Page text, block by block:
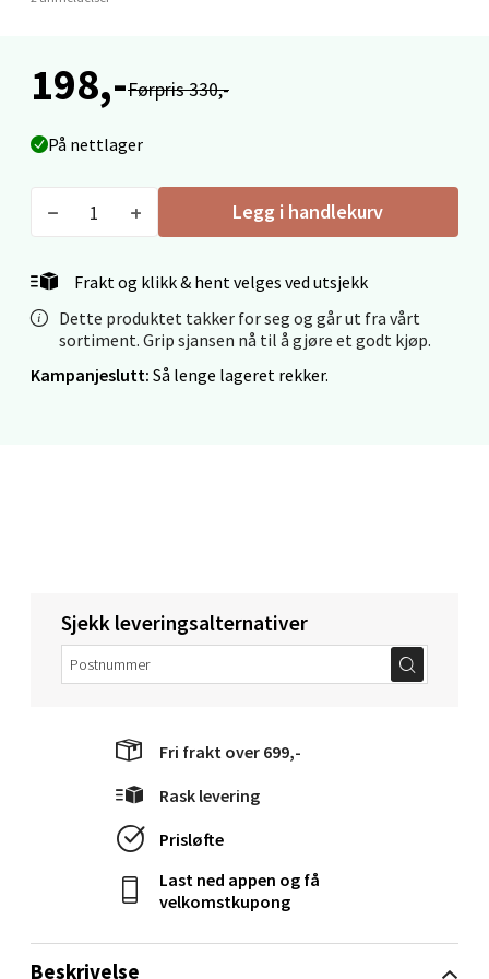
198,-Førpris 330,-
På nettlager
Legg i handlekurv
Frakt og klikk & hent velges ved utsjekk
Dette produktet takker for seg og går ut fra vårt
sortiment. Grip sjansen nå til å gjøre et godt kjøp.
Kampanjeslutt: Så lenge lageret rekker.
Beskrivelse
Sjekk leveringsalternativer
Fri frakt over 699,-
Rask levering
Prisløfte
Last ned appen og få
velkomstkupong
Narvik - Thon Senter Malmporten
Bolagsgata 1, 8514 Narvik
Åpent i dag 10-18
Velg
Aunasenteret, Sunndalsvegen 3, 7340 Oppdal
Åpent i dag 10-18
0 i butikk